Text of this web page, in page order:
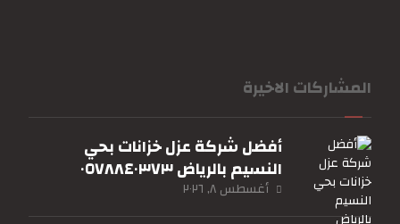
المشاركات الاخيرة
أفضل شركة عزل خزانات بحي
النسيم بالرياض ٠٥٧٨٨٤٠٣٧٣
أغسطس ٨, ٢٠٢٦